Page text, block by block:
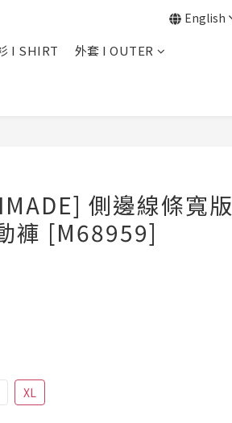
I SHIRT
外套 I OUTER
English
側邊線條寬版
褲 [M68959]
XL